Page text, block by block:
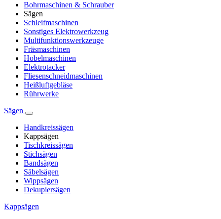
Bohrmaschinen & Schrauber
Sägen
Schleifmaschinen
Sonstiges Elektrowerkzeug
Multifunktionswerkzeuge
Fräsmaschinen
Hobelmaschinen
Elektrotacker
Fliesenschneidmaschinen
Heißluftgebläse
Rührwerke
Sägen
Handkreissägen
Kappsägen
Tischkreissägen
Stichsägen
Bandsägen
Säbelsägen
Wippsägen
Dekupiersägen
Kappsägen